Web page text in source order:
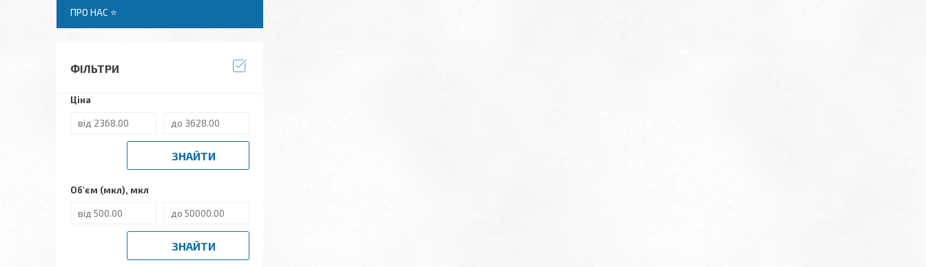
ПРО НАС ⭐
ФІЛЬТРИ
Ціна
ЗНАЙТИ
Об'єм (мкл), мкл
ЗНАЙТИ